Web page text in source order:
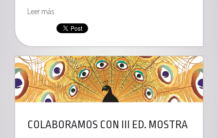
Leer más
COLABORAMOS CON III ED. MOSTRA